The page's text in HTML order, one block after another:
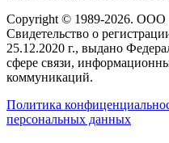
Copyright © 1989-2026. ООО
Свидетельство о
25.12.2020 г., выдано
сфере связи,
коммуникаций.
Политика
персональных данных